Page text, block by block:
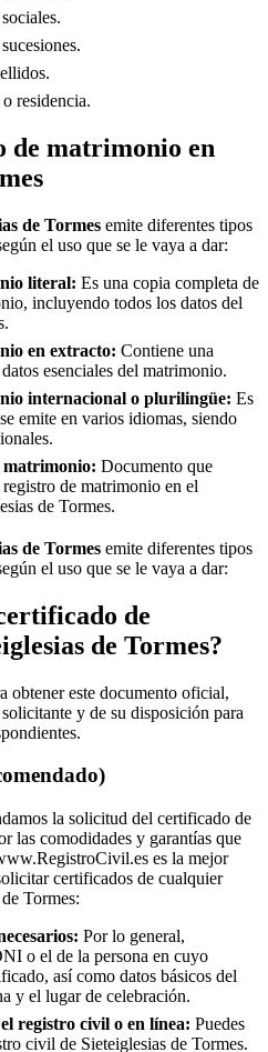
residencia.
de matrimonio en
de Tormes emite diferentes tipos
el uso que se le vaya a dar:
literal: Es una copia completa de
incluyendo todos los datos del
en extracto: Contiene una
esenciales del matrimonio.
internacional o plurilingüe: Es
emite en varios idiomas, siendo
matrimonio: Documento que
de matrimonio en el
de Tormes.
de Tormes emite diferentes tipos
el uso que se le vaya a dar:
de
de Tormes?
obtener este documento oficial,
y de su disposición para
la solicitud del certificado de
las comodidades y garantías que
es la mejor
certificados de cualquier
Tormes:
Por lo general,
o el de la persona en cuyo
así como datos básicos del
y el lugar de celebración.
registro civil o en línea: Puedes
civil de Sieteiglesias de Tormes.